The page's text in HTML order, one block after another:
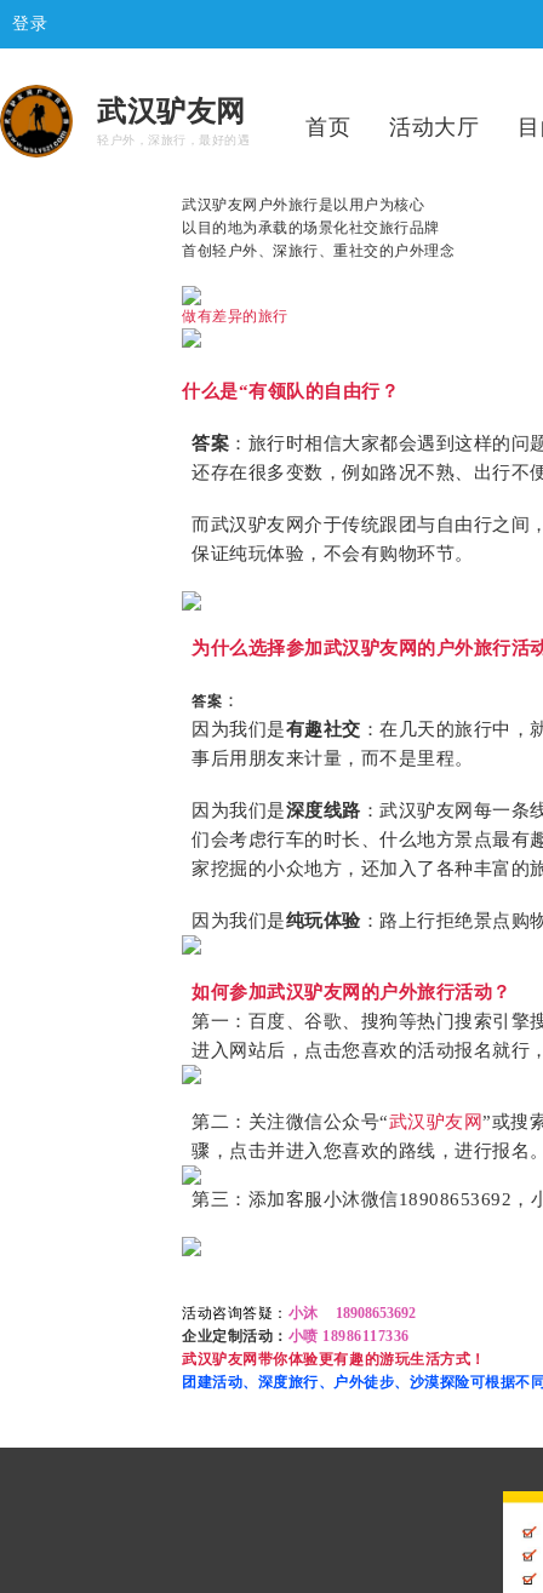
登录
武汉驴友网
轻户外，深旅行，最好的遇
首页 活动大厅
武汉驴友网户外旅行是以用户为核心
以目的地为承载的场景化社交旅行品牌
首创轻户外、深旅行、重社交的户外理念
做有差异的旅行
什么是“有领队的自由行？
答案 ：旅行时相信大家都会遇到这样的
还存在很多变数，例如路况不熟、出行不
而武汉驴友网介于传统跟团与自由行之间
保证纯玩体验，不会有购物环节。
为什么选择参加武汉驴友网的户外旅行活
答案 ：
因为我们是有趣社交 ：在几天的旅行中，
事后用朋友来计量，而不是里程。
因为我们是深度线路 ：武汉驴友网每一条
们会考虑行车的时长、什么地方景点最
家挖掘的小众地方，还加入了各种丰富的
因为我们是纯玩体验：路上行拒绝景点购
如何参加武汉驴友网的户外旅行活动？
第一：百度、谷歌、搜狗等热门搜索引擎
进入网站后，点击您喜欢的活动报名就行
第二：关注微信公众号“武汉驴友网”或搜
骤， 点击并进入您喜欢的路线，进行报名
第三：添加客服小沐微信18908653692，
活动咨询答疑： 小沐 18908653692
企业定制活动： 小喷 18986117336
武汉驴友网带你体验更有趣的游玩生活方式！
团建活动、深度旅行、户外徒步、沙漠探险可根据不